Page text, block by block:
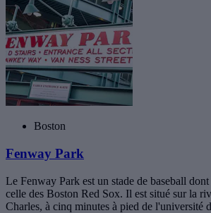
Boston
Fenway Park
Le Fenway Park est un stade de baseball
celle des Boston Red Sox. Il est situé sur la
Charles, à cinq minutes à pied de l'université